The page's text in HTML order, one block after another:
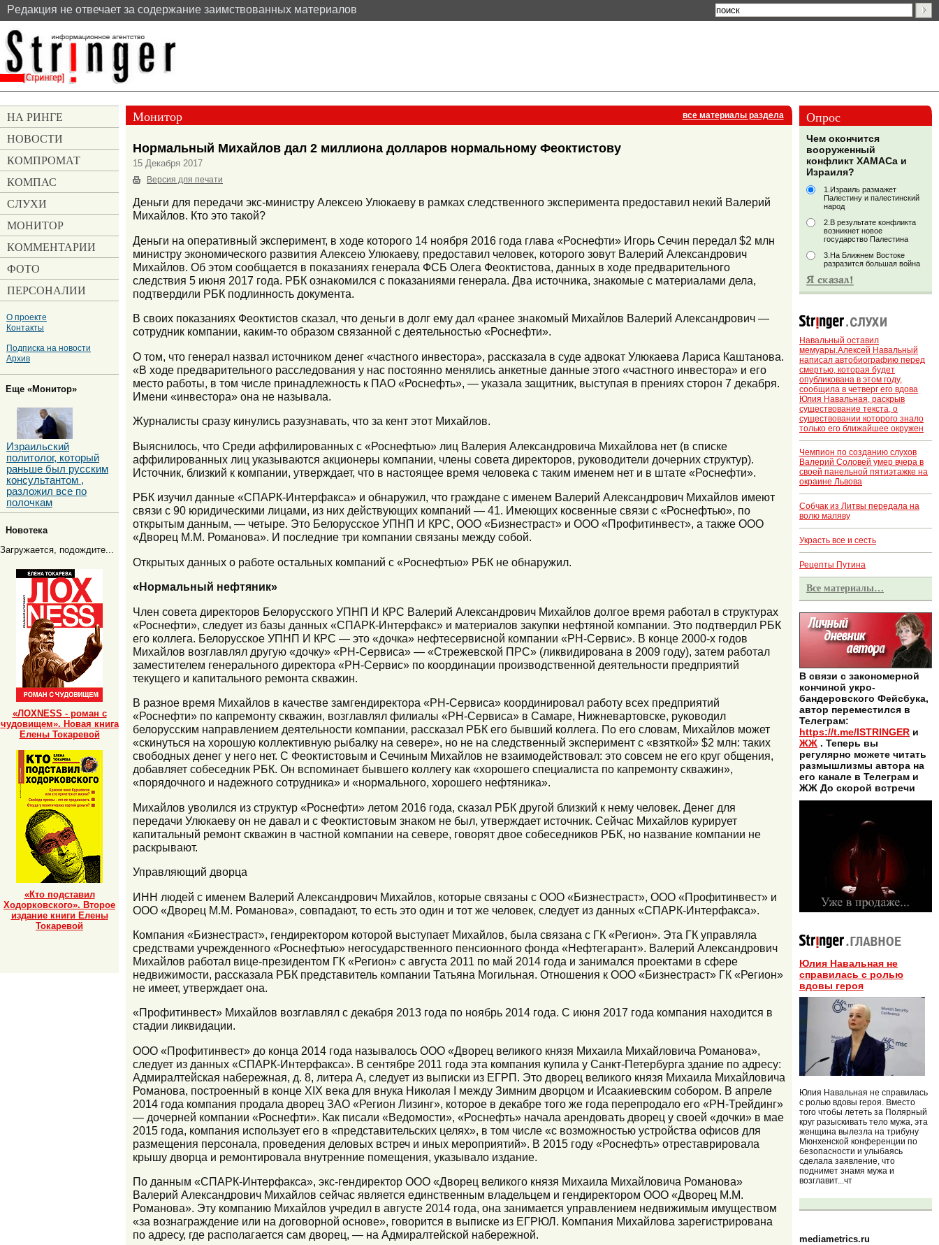
Pедакция не отвечает за содержание заимствованных материалов
Монитор все материалы раздела
Нормальный Михайлов дал 2 миллиона долларов нормальному Феоктистову
15 Декабря 2017
Версия для печати
Деньги для передачи экс-министру Алексею Улюкаеву в рамках следственного эксперимента предоставил некий Валерий
Михайлов. Кто это такой?
Деньги на оперативный эксперимент, в ходе которого 14 ноября 2016 года глава «Роснефти» Игорь Сечин передал $2 млн
министру экономического развития Алексею Улюкаеву, предоставил человек, которого зовут Валерий Александрович
Михайлов. Об этом сообщается в показаниях генерала ФСБ Олега Феоктистова, данных в ходе предварительного
следствия 5 июня 2017 года. РБК ознакомился с показаниями генерала. Два источника, знакомые с материалами дела,
подтвердили РБК подлинность документа.
В своих показаниях Феоктистов сказал, что деньги в долг ему дал «ранее знакомый Михайлов Валерий Александрович —
сотрудник компании, каким-то образом связанной с деятельностью «Роснефти».
О том, что генерал назвал источником денег «частного инвестора», рассказала в суде адвокат Улюкаева Лариса Каштанова.
«В ходе предварительного расследования у нас постоянно менялись анкетные данные этого «частного инвестора» и его
место работы, в том числе принадлежность к ПАО «Роснефть», — указала защитник, выступая в прениях сторон 7 декабря.
Имени «инвестора» она не называла.
Журналисты сразу кинулись разузнавать, что за кент этот Михайлов.
Выяснилось, что Среди аффилированных с «Роснефтью» лиц Валерия Александровича Михайлова нет (в списке
аффилированных лиц указываются акционеры компании, члены совета директоров, руководители дочерних структур).
Источник, близкий к компании, утверждает, что в настоящее время человека с таким именем нет и в штате «Роснефти».
РБК изучил данные «СПАРК-Интерфакса» и обнаружил, что граждане с именем Валерий Александрович Михайлов имеют
связи с 90 юридическими лицами, из них действующих компаний — 41. Имеющих косвенные связи с «Роснефтью», по
открытым данным, — четыре. Это Белорусское УПНП И КРС, ООО «Бизнестраст» и ООО «Профитинвест», а также ООО
«Дворец М.М. Романова». И последние три компании связаны между собой.
Открытых данных о работе остальных компаний с «Роснефтью» РБК не обнаружил.
«Нормальный нефтяник»
Член совета директоров Белорусского УПНП И КРС Валерий Александрович Михайлов долгое время работал в структурах
«Роснефти», следует из базы данных «СПАРК-Интерфакс» и материалов закупки нефтяной компании. Это подтвердил РБК
его коллега. Белорусское УПНП И КРС — это «дочка» нефтесервисной компании «РН-Сервис». В конце 2000-х годов
Михайлов возглавлял другую «дочку» «РН-Сервиса» — «Стрежевской ПРС» (ликвидирована в 2009 году), затем работал
заместителем генерального директора «РН-Сервис» по координации производственной деятельности предприятий
текущего и капитального ремонта скважин.
В разное время Михайлов в качестве замгендиректора «РН-Сервиса» координировал работу всех предприятий
«Роснефти» по капремонту скважин, возглавлял филиалы «РН-Сервиса» в Самаре, Нижневартовске, руководил
белорусским направлением деятельности компании, рассказал РБК его бывший коллега. По его словам, Михайлов может
«скинуться на хорошую коллективную рыбалку на севере», но не на следственный эксперимент с «взяткой» $2 млн: таких
свободных денег у него нет. С Феоктистовым и Сечиным Михайлов не взаимодействовал: это совсем не его круг общения,
добавляет собеседник РБК. Он вспоминает бывшего коллегу как «хорошего специалиста по капремонту скважин»,
«порядочного и надежного сотрудника» и «нормального, хорошего нефтяника».
Михайлов уволился из структур «Роснефти» летом 2016 года, сказал РБК другой близкий к нему человек. Денег для
передачи Улюкаеву он не давал и с Феоктистовым знаком не был, утверждает источник. Сейчас Михайлов курирует
капитальный ремонт скважин в частной компании на севере, говорят двое собеседников РБК, но название компании не
раскрывают.
Управляющий дворца
ИНН людей с именем Валерий Александрович Михайлов, которые связаны с ООО «Бизнестраст», ООО «Профитинвест» и
ООО «Дворец М.М. Романова», совпадают, то есть это один и тот же человек, следует из данных «СПАРК-Интерфакса».
Компания «Бизнестраст», гендиректором которой выступает Михайлов, была связана с ГК «Регион». Эта ГК управляла
средствами учрежденного «Роснефтью» негосударственного пенсионного фонда «Нефтегарант». Валерий Александрович
Михайлов работал вице-президентом ГК «Регион» с августа 2011 по май 2014 года и занимался проектами в сфере
недвижимости, рассказала РБК представитель компании Татьяна Могильная. Отношения к ООО «Бизнестраст» ГК «Регион»
не имеет, утверждает она.
«Профитинвест» Михайлов возглавлял с декабря 2013 года по ноябрь 2014 года. С июня 2017 года компания находится в
стадии ликвидации.
ООО «Профитинвест» до конца 2014 года называлось ООО «Дворец великого князя Михаила Михайловича Романова»,
следует из данных «СПАРК-Интерфакса». В сентябре 2011 года эта компания купила у Санкт-Петербурга здание по адресу:
Адмиралтейская набережная, д. 8, литера А, следует из выписки из ЕГРП. Это дворец великого князя Михаила Михайловича
Романова, построенный в конце XIX века для внука Николая I между Зимним дворцом и Исаакиевским собором. В апреле
2014 года компания продала дворец ЗАО «Регион Лизинг», которое в декабре того же года перепродало его «РН-Трейдинг»
— дочерней компании «Роснефти». Как писали «Ведомости», «Роснефть» начала арендовать дворец у своей «дочки» в мае
2015 года, компания использует его в «представительских целях», в том числе «с возможностью устройства офисов для
размещения персонала, проведения деловых встреч и иных мероприятий». В 2015 году «Роснефть» отреставрировала
крышу дворца и ремонтировала внутренние помещения, указывало издание.
По данным «СПАРК-Интерфакса», экс-гендиректор ООО «Дворец великого князя Михаила Михайловича Романова»
Валерий Александрович Михайлов сейчас является единственным владельцем и гендиректором ООО «Дворец М.М.
Романова». Эту компанию Михайлов учредил в августе 2014 года, она занимается управлением недвижимым имуществом
«за вознаграждение или на договорной основе», говорится в выписке из ЕГРЮЛ. Компания Михайлова зарегистрирована
по адресу, где располагается сам дворец, — на Адмиралтейской набережной.
Опрос
Чем окончится
вооруженный
конфликт ХАМАСа и
Израиля?
1.Израиль размажет
Палестину и палестинский
народ
2.В результате конфликта
возникнет новое
государство Палестина
3.На Ближнем Востоке
разразится большая война
Навальный оставил
мемуары.Алексей Навальный
написал автобиографию перед
смертью, которая будет
опубликована в этом году,
сообщила в четверг его вдова
Юлия Навальная, раскрыв
существование текста, о
существовании которого знало
только его ближайшее окружен
Чемпион по созданию слухов
Валерий Соловей умер вчера в
своей панельной пятиэтажке на
окраине Львова
Собчак из Литвы передала на
волю маляву
Украсть все и сесть
Рецепты Путина
Все материалы…
В связи с закономерной
кончиной укро-
бандеровского Фейсбука,
автор переместился в
Телеграм:
https://t.me/ISTRINGER и
ЖЖ . Теперь вы
регулярно можете читать
размышлизмы автора на
его канале в Телеграм и
ЖЖ До скорой встречи
Юлия Навальная не
справилась с ролью
вдовы героя
Юлия Навальная не справилась
с ролью вдовы героя. Вместо
того чтобы лететь за Полярный
круг разыскивать тело мужа, эта
женщина вылезла на трибуну
Мюнхенской конференции по
безопасности и улыбаясь
сделала заявление, что
поднимет знамя мужа и
возглавит...чт
mediametrics.ru
НА РИНГЕ
НОВОСТИ
КОМПРОМАТ
КОМПАС
СЛУХИ
МОНИТОР
КОММЕНТАРИИ
ФОТО
ПЕРСОНАЛИИ
О проекте
Контакты
Подписка на новости
Архив
Еще «Монитор»
Израильский
политолог, который
раньше был русским
консультантом ,
разложил все по
полочкам
Новотека
Загружается, подождите...
«ЛОХNESS - роман с
чудовищем». Новая книга
Елены Токаревой
«Кто подставил
Ходорковского». Второе
издание книги Елены
Токаревой